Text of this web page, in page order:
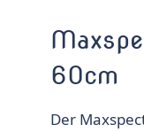
60cm
Der